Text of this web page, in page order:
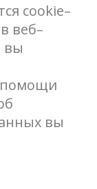
cookie–
веб–
вы
помощи
вы